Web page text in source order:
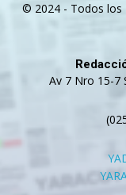
© 2024 - Todos los
Av 7 Nro 15-7